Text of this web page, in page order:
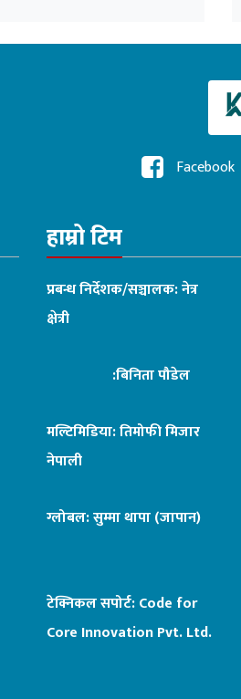
Facebook
हाम्रो टिम
प्रबन्ध निर्देशक/सञ्चालक: नेत्र
क्षेत्री
:बिनिता पौडेल
मल्टिमिडिया: तिमोफी मिजार
नेपाली
ग्लोबल: सुम्मा थापा (जापान)
टेक्निकल सपोर्ट:Code for
Core Innovation Pvt. Ltd.